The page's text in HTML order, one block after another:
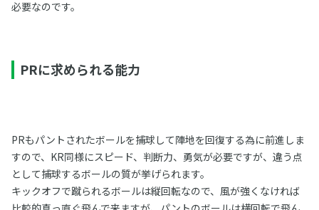
必要なのです。
PRに求められる能力
PRもパントされたボールを捕球して陣地を回復する為に前進しま
すので、KR同様にスピード、判断力、勇気が必要ですが、違う点
として捕球するボールの質が挙げられます。
キックオフで蹴られるボールは縦回転なので、風が強くなければ